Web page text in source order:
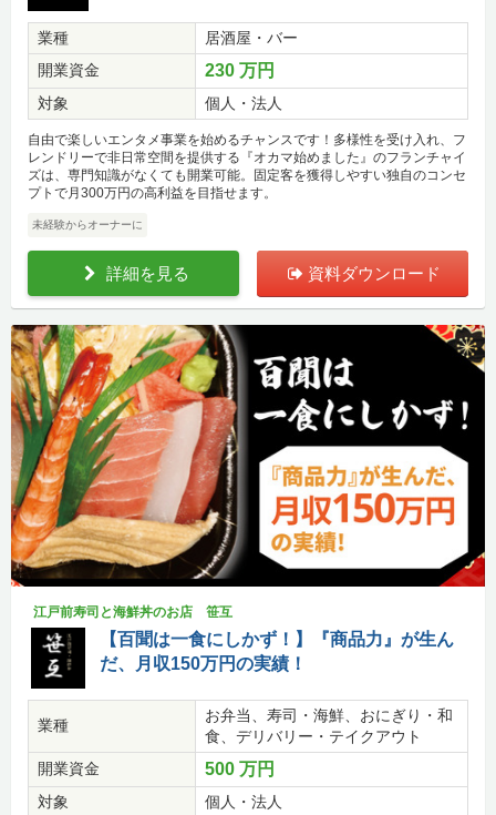
業種
居酒屋・バー
開業資金
230 万円
対象 個人・法人
自由で楽しいエンタメ事業を始めるチャンスです！多様性を受け入れ、フ
レンドリーで非日常空間を提供する『オカマ始めました』のフランチャイ
ズは、専門知識がなくても開業可能。固定客を獲得しやすい独自のコンセ
プトで月300万円の高利益を目指せます。
未経験からオーナーに
詳細を見る 資料ダウンロード
江戸前寿司と海鮮丼のお店 笹互
【百聞は一食にしかず！】『商品力』が生ん
だ、月収150万円の実績！
業種
お弁当、寿司・海鮮、おにぎり・和
食、デリバリー・テイクアウト
開業資金
500 万円
対象 個人・法人